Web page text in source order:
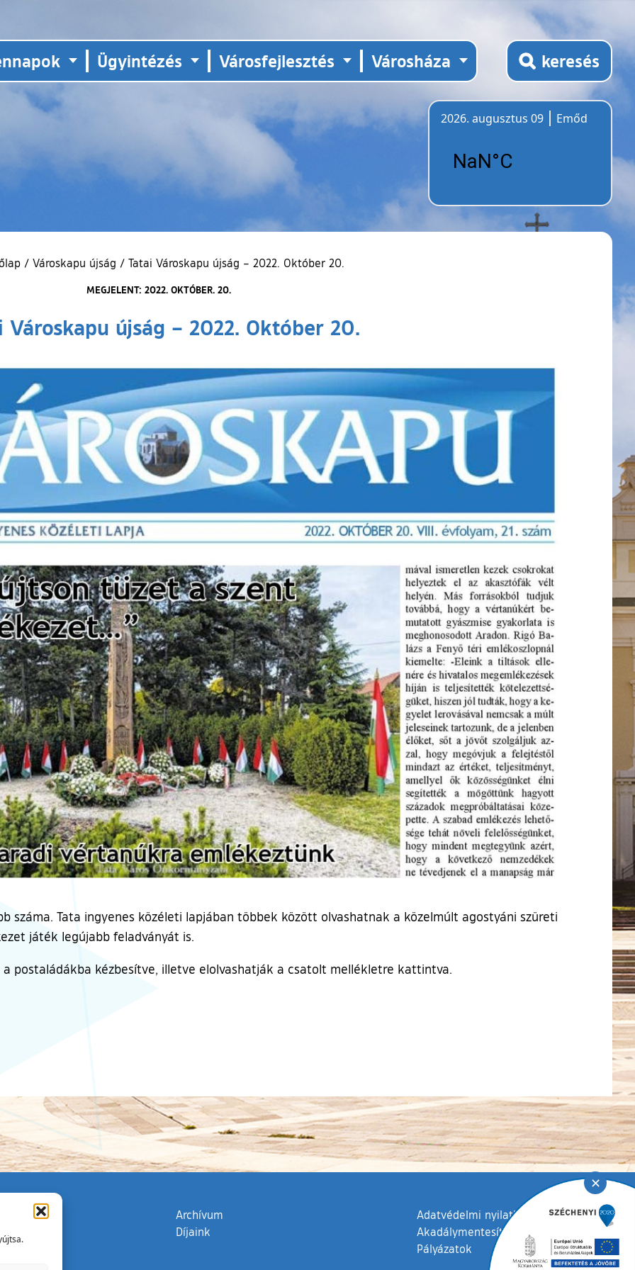
Ügyintézés Városfejlesztés Városháza keresés
2026. augusztus 09
Emőd
/ Városkapu újság / Tatai Városkapu újság – 2022. Október 20.
MEGJELENT: 2022. OKTÓBER. 20.
Városkapu újság – 2022. Október 20.
száma. Tata ingyenes közéleti lapjában többek között olvashatnak a közelmúlt agostyáni szüreti
játék legújabb feladványát is.
postaládákba kézbesítve, illetve elolvashatják a csatolt mellékletre kattintva.
Archívum
Díjaink
Adatvédelmi nyilatkozat
Akadálymentesítési nyilatkozat
Pályázatok
✕